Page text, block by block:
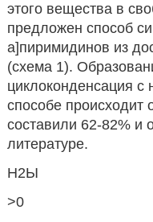
этого вещества в
предложен способ
а]пиримидинов из
(схема 1).
циклоконденсация
способе происходит
составили 62-82% и
литературе.
Н2Ы
>0